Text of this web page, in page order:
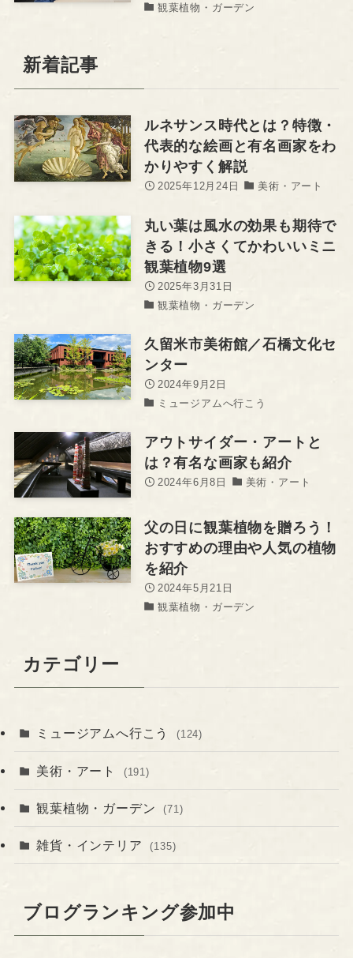
観葉植物・ガーデン
新着記事
ルネサンス時代とは？特徴・
代表的な絵画と有名画家をわ
かりやすく解説
2025年12月24日 美術・アート
丸い葉は風水の効果も期待で
きる！小さくてかわいいミニ
観葉植物9選
2025年3月31日
観葉植物・ガーデン
久留米市美術館／石橋文化セ
ンター
2024年9月2日
ミュージアムへ行こう
アウトサイダー・アートと
は？有名な画家も紹介
2024年6月8日 美術・アート
父の日に観葉植物を贈ろう！
おすすめの理由や人気の植物
を紹介
2024年5月21日
観葉植物・ガーデン
カテゴリー
ミュージアムへ行こう (124)
美術・アート (191)
観葉植物・ガーデン (71)
雑貨・インテリア (135)
ブログランキング参加中